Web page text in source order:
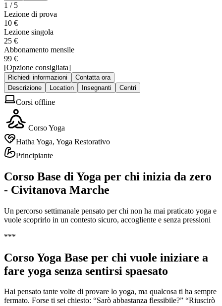
1 / 5
Lezione di prova
10 €
Lezione singola
25 €
Abbonamento mensile
99 €
[Opzione consigliata]
Richiedi informazioni
Contatta ora
Descrizione
Location Insegnanti Centri
Corsi offline
Corso Yoga
Hatha Yoga, Yoga Restorativo
Principiante
Corso Base di Yoga per chi inizia da zero
- Civitanova Marche
Un percorso settimanale pensato per chi non ha mai praticato yoga e
vuole scoprirlo in un contesto sicuro, accogliente e senza pressioni
***
Corso Yoga Base per chi vuole iniziare a
fare yoga senza sentirsi spaesato
Hai pensato tante volte di provare lo yoga, ma qualcosa ti ha sempre
fermato. Forse ti sei chiesto: “Sarò abbastanza flessibile?” “Riuscirò